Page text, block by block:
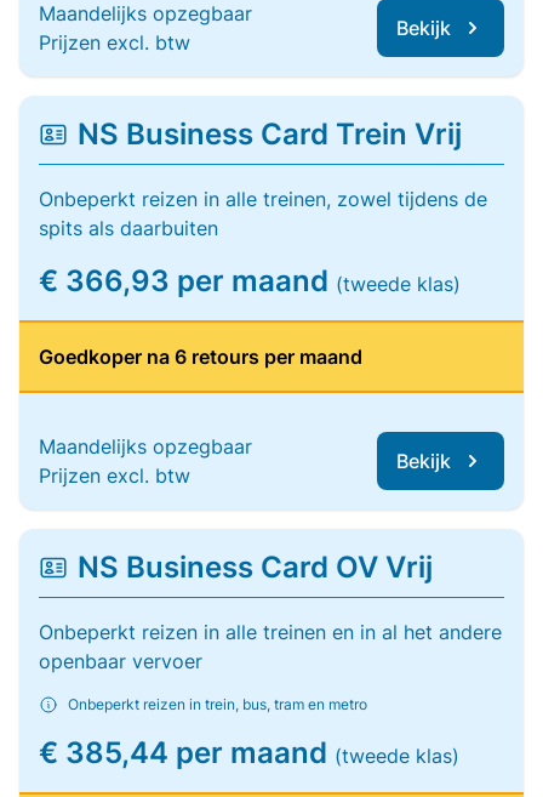
Maandelijks opzegbaar
Prijzen excl. btw
Bekijk
NS Business Card Trein Vrij
Onbeperkt reizen in alle treinen, zowel tijdens de
spits als daarbuiten
€ 366,93 per maand (tweede klas)
Goedkoper na 6 retours per maand
Maandelijks opzegbaar
Prijzen excl. btw
Bekijk
NS Business Card OV Vrij
Onbeperkt reizen in alle treinen en in al het andere
openbaar vervoer
Onbeperkt reizen in trein, bus, tram en metro
€ 385,44 per maand (tweede klas)